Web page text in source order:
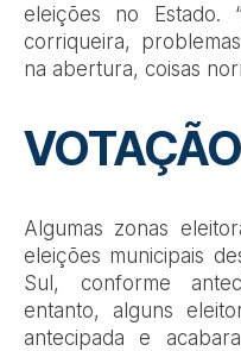
eleições no Estado.
corriqueira,
na abertura, coisas
VOTAÇÃO
Algumas zonas
eleições municipais
Sul, conforme
entanto, alguns
antecipada e